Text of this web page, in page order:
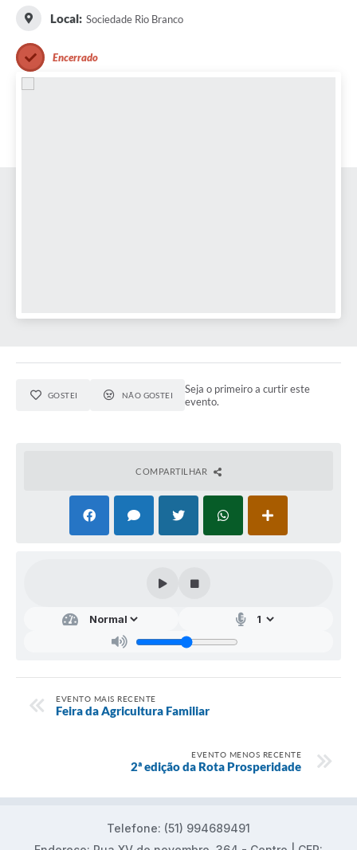
Legislação
Galeria de Fotos
A Nossa Cidade
Serviços Online
Telefones Úteis
Local: Sociedade Rio Branco
Encerrado
GOSTEI NÃO GOSTEI
Seja o primeiro a curtir este
evento.
COMPARTILHAR
EVENTO MAIS RECENTE
Feira da Agricultura Familiar
EVENTO MENOS RECENTE
2ª edição da Rota Prosperidade
Telefone: (51) 994689491